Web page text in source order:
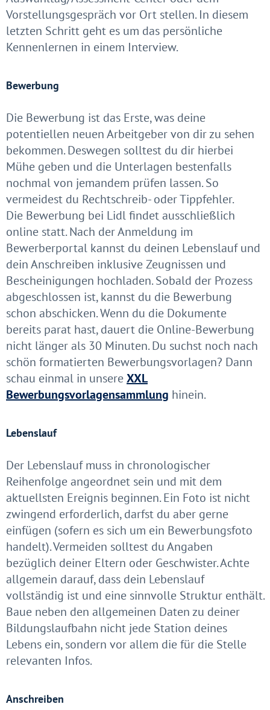
Vorstellungsgespräch vor Ort stellen. In diesem
letzten Schritt geht es um das persönliche
Kennenlernen in einem Interview.
Bewerbung
Die Bewerbung ist das Erste, was deine
potentiellen neuen Arbeitgeber von dir zu sehen
bekommen. Deswegen solltest du dir hierbei
Mühe geben und die Unterlagen bestenfalls
nochmal von jemandem prüfen lassen. So
vermeidest du Rechtschreib- oder Tippfehler.
Die Bewerbung bei Lidl findet ausschließlich
online statt. Nach der Anmeldung im
Bewerberportal kannst du deinen Lebenslauf und
dein Anschreiben inklusive Zeugnissen und
Bescheinigungen hochladen. Sobald der Prozess
abgeschlossen ist, kannst du die Bewerbung
schon abschicken. Wenn du die Dokumente
bereits parat hast, dauert die Online-Bewerbung
nicht länger als 30 Minuten. Du suchst noch nach
schön formatierten Bewerbungsvorlagen? Dann
schau einmal in unsereXXL
Bewerbungsvorlagensammlung hinein.
Lebenslauf
Der Lebenslauf muss in chronologischer
Reihenfolge angeordnet sein und mit dem
aktuellsten Ereignis beginnen. Ein Foto ist nicht
zwingend erforderlich, darfst du aber gerne
einfügen (sofern es sich um ein Bewerbungsfoto
handelt). Vermeiden solltest du Angaben
bezüglich deiner Eltern oder Geschwister. Achte
allgemein darauf, dass dein Lebenslauf
vollständig ist und eine sinnvolle Struktur enthält.
Baue neben den allgemeinen Daten zu deiner
Bildungslaufbahn nicht jede Station deines
Lebens ein, sondern vor allem die für die Stelle
relevanten Infos.
Anschreiben